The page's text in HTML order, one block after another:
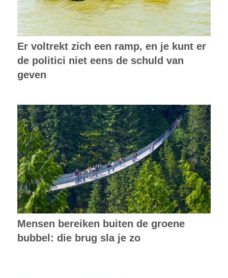
Er voltrekt zich een ramp, en je kunt er
de politici niet eens de schuld van
geven
Mensen bereiken buiten de groene
bubbel: die brug sla je zo